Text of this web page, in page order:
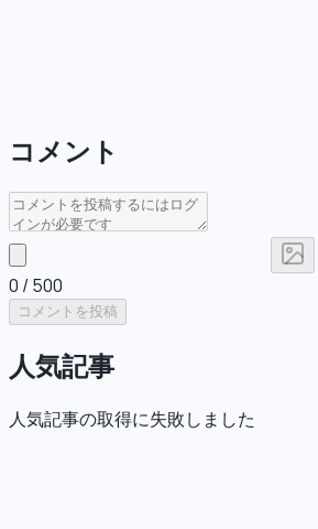
コメント
0 / 500
コメントを投稿
人気記事
人気記事の取得に失敗しました